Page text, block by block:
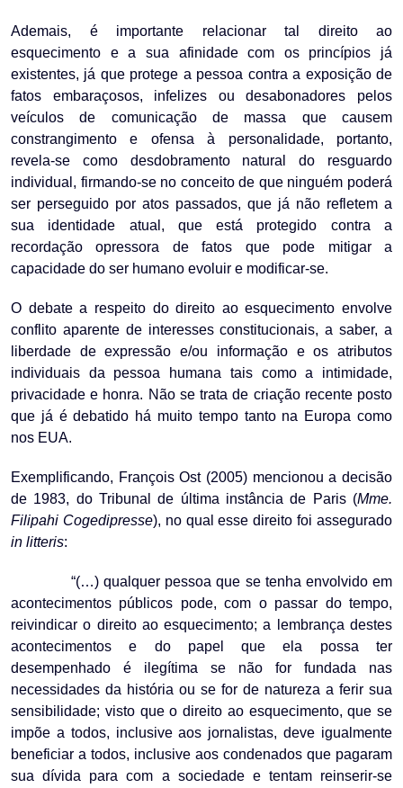
Ademais, é importante relacionar tal direito ao
esquecimento e a sua afinidade com os princípios já
existentes, já que protege a pessoa contra a exposição de
fatos embaraçosos, infelizes ou desabonadores pelos
veículos de comunicação de massa que causem
constrangimento e ofensa à personalidade, portanto,
revela-se como desdobramento natural do resguardo
individual, firmando-se no conceito de que ninguém poderá
ser perseguido por atos passados, que já não refletem a
sua identidade atual, que está protegido contra a
recordação opressora de fatos que pode mitigar a
capacidade do ser humano evoluir e modificar-se.
O debate a respeito do direito ao esquecimento envolve
conflito aparente de interesses constitucionais, a saber, a
liberdade de expressão e/ou informação e os atributos
individuais da pessoa humana tais como a intimidade,
privacidade e honra. Não se trata de criação recente posto
que já é debatido há muito tempo tanto na Europa como
nos EUA.
Exemplificando, François Ost (2005) mencionou a decisão
de 1983, do Tribunal de última instância de Paris (Mme.
Filipahi Cogedipresse), no qual esse direito foi assegurado
in litteris:
“(…) qualquer pessoa que se tenha envolvido em
acontecimentos públicos pode, com o passar do tempo,
reivindicar o direito ao esquecimento; a lembrança destes
acontecimentos e do papel que ela possa ter
desempenhado é ilegítima se não for fundada nas
necessidades da história ou se for de natureza a ferir sua
sensibilidade; visto que o direito ao esquecimento, que se
impõe a todos, inclusive aos jornalistas, deve igualmente
beneficiar a todos, inclusive aos condenados que pagaram
sua dívida para com a sociedade e tentam reinserir-se